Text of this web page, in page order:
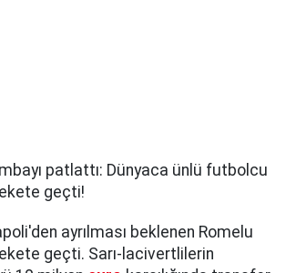
patlattı: Dünyaca ünlü futbolcu
geçti!
ayrılması beklenen Romelu
geçti. Sarı-lacivertlilerin